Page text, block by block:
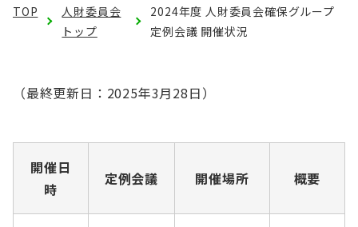
入会案内
TOP
人財委員会
トップ
2024年度 人財委員会確保グループ
定例会議 開催状況
（最終更新日：2025年3月28日）
開催日
時
定例会議 開催場所 概要